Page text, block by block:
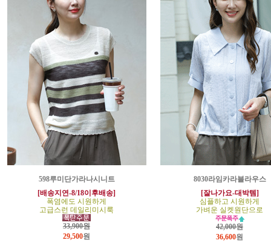
598루미단가라나시니트
[배송지연-8/18이후배송]
폭염에도 시원하게
고급스런 데일리미시룩
33,900원
29,500원
8030라임카라블라우스
[잘나가요-대박템]
심플하고 시원하게
가벼운 실켓원단으로
42,000원
36,600원